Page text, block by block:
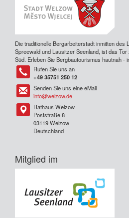
Die traditionelle Bergarbeiterstadt inmitten
Spreewald und Lausitzer Seenland, ist das
Süd. Erleben Sie Bergbautourismus hautnah -
Tel
Rufen Sie uns an
+49 35751 250 12
TelSenden Sie uns eine eMail
info@welzow.de
Tel
Rathaus Welzow
Poststraße 8
03119 Welzow
Deutschland
Mitglied im